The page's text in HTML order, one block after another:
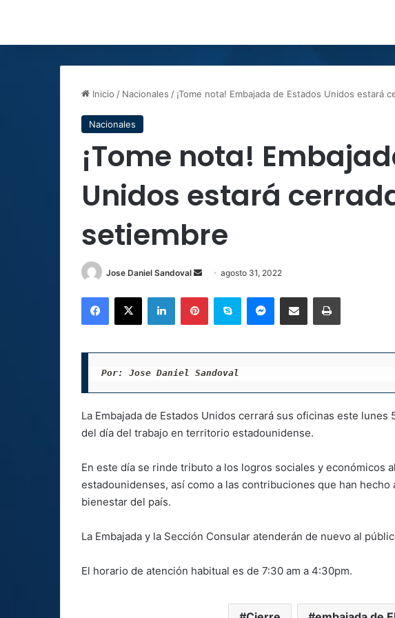
Inicio / Nacionales / ¡Tome nota! Embajada de Estados Unidos estará
Nacionales
¡Tome nota!
Unidos estará
setiembre
Jose Daniel Sandoval
Sendagosto 31, 2022
Facebook
X LinkedInPinterestSkype MessengerCompartir por correo electrónicoImprimir
Por: Jose Daniel Sandoval
La Embajada de Estados Unidos cerrará sus oficinas este
del día del trabajo en territorio estadounidense.
En este día se rinde tributo a los logros sociales y económicos
estadounidenses, así como a las contribuciones que han
bienestar del país.
La Embajada y la Sección Consular atenderán de nuevo al
El horario de atención habitual es de 7:30 am a 4:30pm.